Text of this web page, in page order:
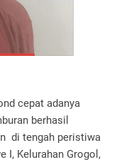
cepat adanya
berhasil
di tengah peristiwa
I, Kelurahan Grogol,